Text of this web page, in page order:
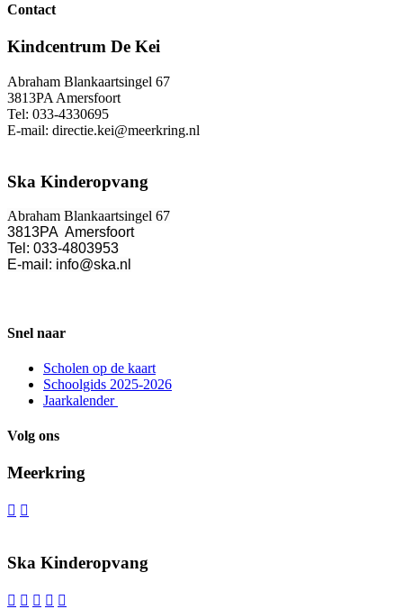
Contact
Kindcentrum De Kei
Abraham Blankaartsingel 67
3813PA Amersfoort
Tel: 033-4330695
E-mail: directie.kei@meerkring.nl
Ska Kinderopvang
Abraham Blankaartsingel 67
3813PA Amersfoort
Tel: 033-4803953
E-mail: info@ska.nl
Snel naar
Scholen op de kaart
Schoolgids 2025-2026
Jaarkalender
Volg ons
Meerkring
 
Ska Kinderopvang
    